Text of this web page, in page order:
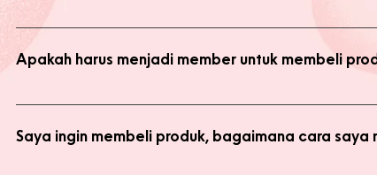
Ada 2 jenis produk yang ada di website, yaitu produk
Apakah harus menjadi member untuk membeli
Anda tidak perlu bergabung menjadi member untuk
Saya ingin membeli produk, bagaimana cara saya